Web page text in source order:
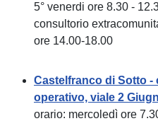
5° venerdi ore 8.30 -
consultorio
ore 14.00-18.00
Castelfranco di Sotto
operativo, viale 2
orario: mercoledì ore